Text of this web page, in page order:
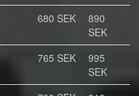
680 SEK
890
SEK
765 SEK
995
SEK